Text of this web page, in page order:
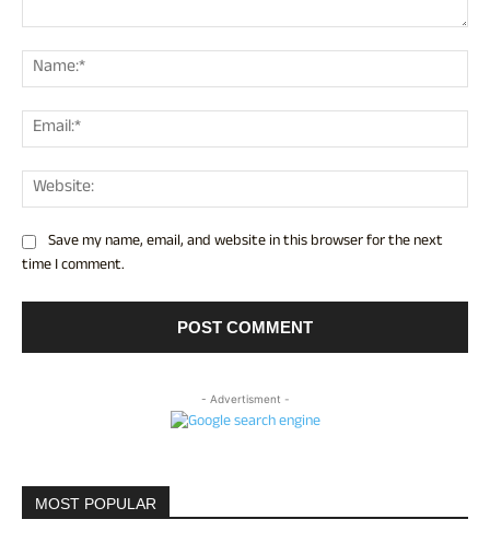
Save my name, email, and website in this browser for the next
time I comment.
- Advertisment -
MOST POPULAR